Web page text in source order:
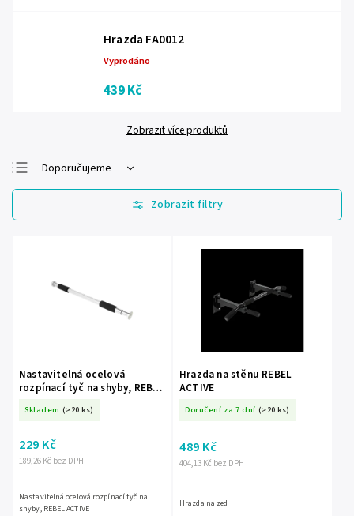
Hrazda FA0012
Vyprodáno
439 Kč
Zobrazit více produktů
Doporučujeme
Nejlevnější
Nejdražší
Nastavitelná ocelová
rozpínací tyč na shyby, REBEL
Skladem (>20 ks)
189,26 Kč bez DPH
229 Kč
Nastavitelná ocelová rozpínací tyč na
shyby, REBEL ACTIVE
Hrazda na stěnu REBEL
ACTIVE
Doručení za 7 dní (>20 ks)
404,13 Kč bez DPH
489 Kč
Hrazda na zeď